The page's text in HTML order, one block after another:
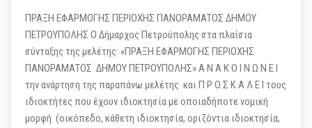
ΠΡΑΞΗ ΕΦΑΡΜΟΓΗΣ ΠΕΡΙΟΧΗΣ ΠΑΝΟΡΑΜΑΤΟΣ ΔΗΜΟΥ
ΠΕΤΡΟΥΠΟΛΗΣ Ο Δήμαρχος Πετρούπολης στα πλαίσια
σύνταξης της μελέτης: «ΠΡΑΞΗ ΕΦΑΡΜΟΓΗΣ ΠΕΡΙΟΧΗΣ
ΠΑΝΟΡΑΜΑΤΟΣ ΔΗΜΟΥ ΠΕΤΡΟΥΠΟΛΗΣ» Α Ν Α Κ Ο Ι Ν Ω Ν Ε Ι
την ανάρτηση της παραπάνω μελέτης και Π Ρ Ο Σ Κ Α Λ Ε Ι τους
ιδιοκτήτες που έχουν ιδιοκτησία με οποιαδήποτε νομική
μορφή (οικόπεδο, κάθετη ιδιοκτησία, οριζόντια ιδιοκτησία,